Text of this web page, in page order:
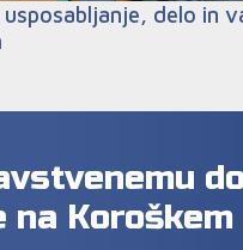
usposabljanje, delo in
na Koroškem